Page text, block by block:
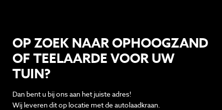
OP ZOEK NAAR OPHOOGZAND
OF TEELAARDE VOOR UW
TUIN?
Dan bent u bij ons aan het juiste adres!
Wij leveren dit op locatie met de autolaadkraan.